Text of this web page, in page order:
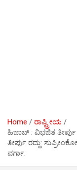
Home
ರಾಷ್ಟ್ರೀಯ
ಹಿಜಾಬ್ : ವಿಭಜಿತ
ತೀರ್ಪು ರದ್ದು:
ವರ್ಗಾ.